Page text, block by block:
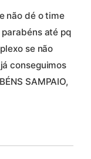
não dé o time
até pq
se não
conseguimos
SAMPAIO,